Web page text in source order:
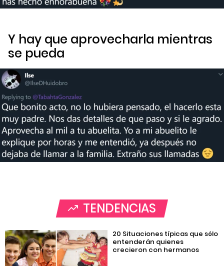
Y hay que aprovecharla mientras
se pueda
TENDENCIAS
20 Situaciones típicas que sólo
entenderán quienes
crecieron con hermanos